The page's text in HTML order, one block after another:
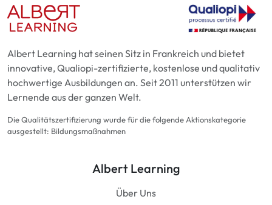
Albert Learning hat seinen Sitz in Frankreich und bietet
innovative, Qualiopi-zertifizierte, kostenlose und qualitativ
hochwertige Ausbildungen an. Seit 2011 unterstützen wir
Lernende aus der ganzen Welt.
Die Qualitätszertifizierung wurde für die folgende Aktionskategorie
ausgestellt: Bildungsmaßnahmen
Albert Learning
Über Uns